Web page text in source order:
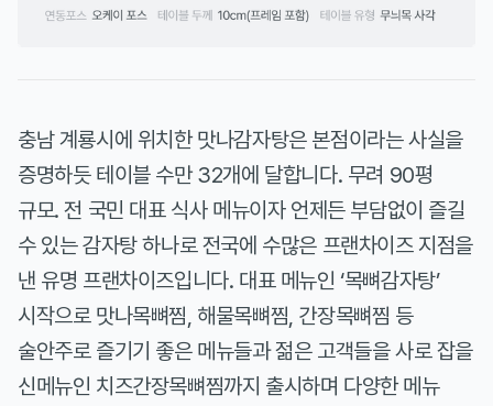
충남 계룡시에 위치한 맛나감자탕은 본점이라는 사실을
증명하듯 테이블 수만 32개에 달합니다. 무려 90평
규모. 전 국민 대표 식사 메뉴이자 언제든 부담없이 즐길
수 있는 감자탕 하나로 전국에 수많은 프랜차이즈 지점을
낸 유명 프랜차이즈입니다. 대표 메뉴인 ‘목뼈감자탕’
시작으로 맛나목뼈찜, 해물목뼈찜, 간장목뼈찜 등
술안주로 즐기기 좋은 메뉴들과 젊은 고객들을 사로 잡을
신메뉴인 치즈간장목뼈찜까지 출시하며 다양한 메뉴